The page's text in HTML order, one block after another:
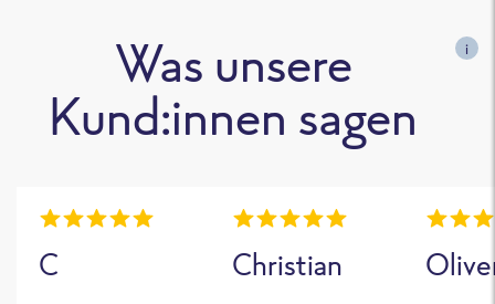
Was unsere
Kund:innen sagen
i
C Christian